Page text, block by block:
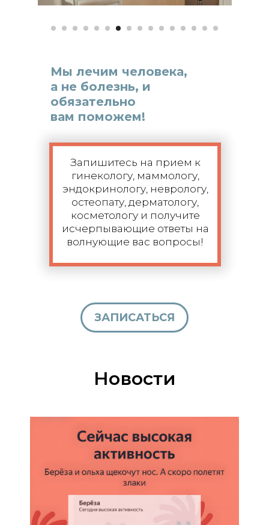
Мы лечим человека,
а не болезнь, и
обязательно
вам поможем!
Запишитесь на прием к
гинекологу, маммологу,
эндокринологу, неврологу,
остеопату, дерматологу,
косметологу и получите
исчерпывающие ответы на
волнующие вас вопросы!
ЗАПИСАТЬСЯ
Новости